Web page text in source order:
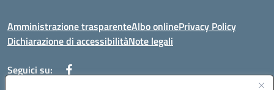
Amministrazione trasparenteAlbo onlinePrivacy Policy
Dichiarazione di accessibilitàNote legali
Seguici su: